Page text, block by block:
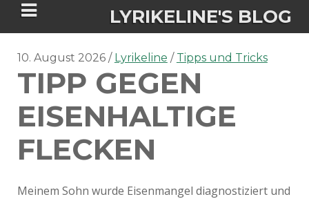
LYRIKELINE'S BLOG
Tania Morgan's Blog über alles, was
sie im Leben bewegt.
ÜBER DIE AUTORIN
IGASHO UND CHIMALIS KAYA
10. August 2026 Lyrikeline Tipps und Tricks
TIPP GEGEN
EISENHALTIGE
FLECKEN
Meinem Sohn wurde Eisenmangel diagnostiziert und